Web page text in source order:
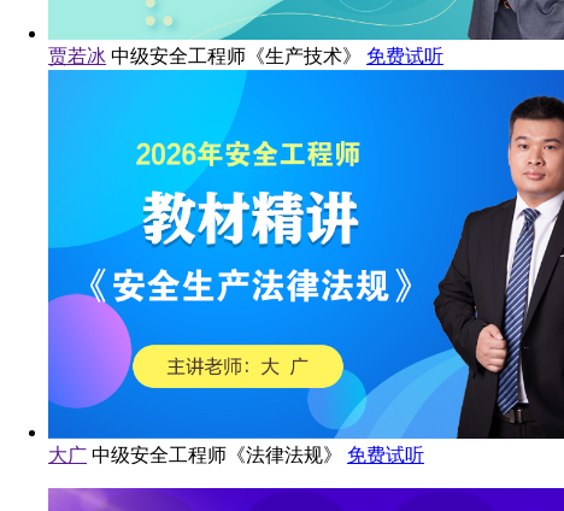
贾若冰 中级安全工程师《生产技术》 免费试听
大广 中级安全工程师《法律法规》 免费试听